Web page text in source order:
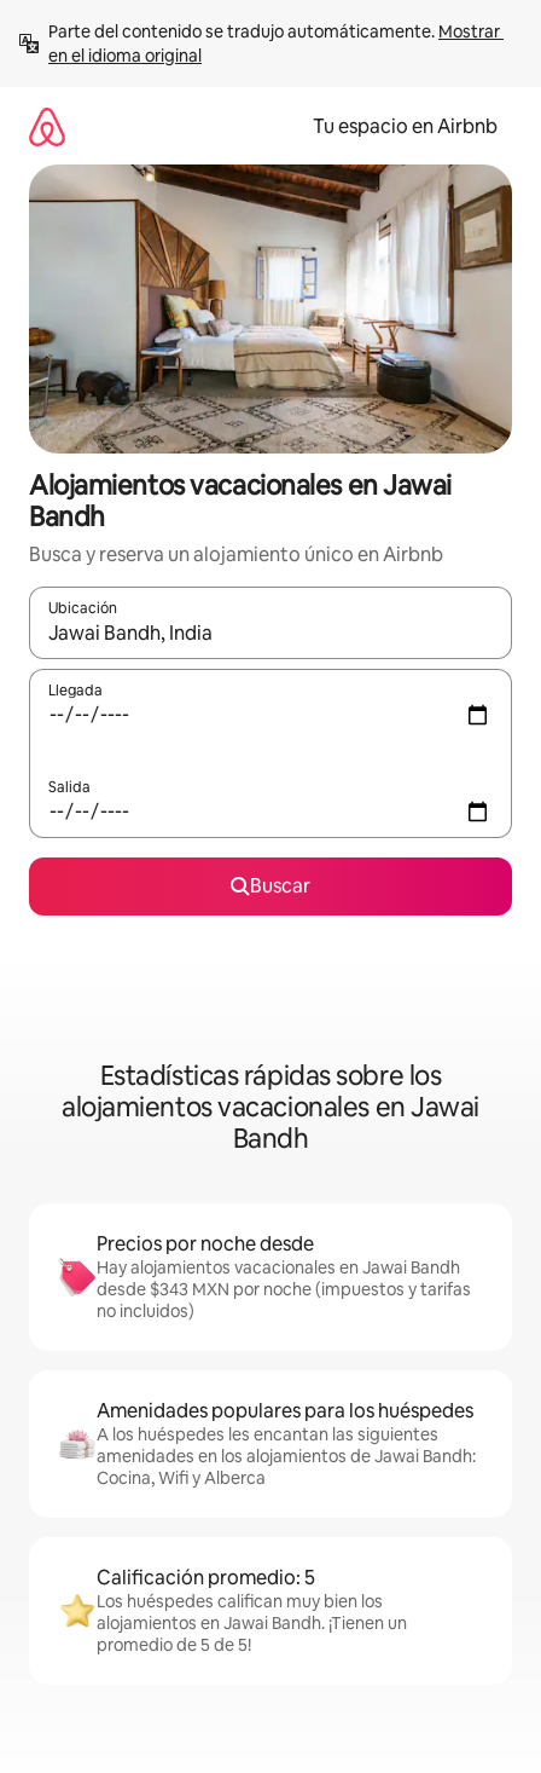
contenido
Parte del contenido se tradujo automáticamente. Mostrar
en el idioma original
Tu espacio en Airbnb
Alojamientos vacacionales en Jawai
Bandh
Busca y reserva un alojamiento único en Airbnb
Ubicación
Cuando los resultados estén disponibles, podrás navegar
Llegada
Salida
Buscar
Estadísticas rápidas sobre los
alojamientos vacacionales en Jawai
Bandh
Precios por noche desde
Hay alojamientos vacacionales en Jawai Bandh
desde $343 MXN por noche (impuestos y tarifas
no incluidos)
Amenidades populares para los huéspedes
A los huéspedes les encantan las siguientes
amenidades en los alojamientos de Jawai Bandh:
Cocina, Wifi y Alberca
Calificación promedio: 5
Los huéspedes califican muy bien los
alojamientos en Jawai Bandh. ¡Tienen un
promedio de 5 de 5!